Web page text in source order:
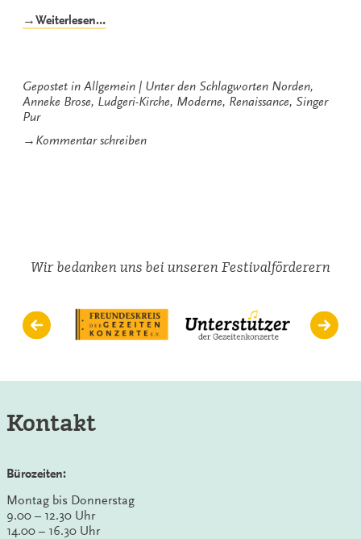
→Weiterlesen…„Der
Norden“
Gepostet in Allgemein Unter den Schlagworten Norden,
Anneke Brose, Ludgeri-Kirche, Moderne, Renaissance, Singer
Pur
→ Kommentar schreibenzu
Wir bedanken uns bei unseren Festivalförderern
Kontakt
Bürozeiten:
Montag bis Donnerstag
9.00 – 12.30 Uhr
14.00 – 16.30 Uhr